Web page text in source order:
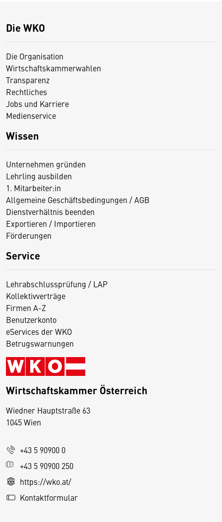
Die WKO
Die Organisation
Wirtschaftskammerwahlen
Transparenz
Rechtliches
Jobs und Karriere
Medienservice
Wissen
Unternehmen gründen
Lehrling ausbilden
1. Mitarbeiter:in
Allgemeine Geschäftsbedingungen / AGB
Dienstverhältnis beenden
Exportieren / Importieren
Förderungen
Service
Lehrabschlussprüfung / LAP
Kollektivverträge
Firmen A-Z
Benutzerkonto
eServices der WKO
Betrugswarnungen
Wirtschaftskammer Österreich
Wiedner Hauptstraße 63
1045 Wien
+43 5 90900 0
+43 5 90900 250
https://wko.at/
Kontaktformular
D
s
e
S
e